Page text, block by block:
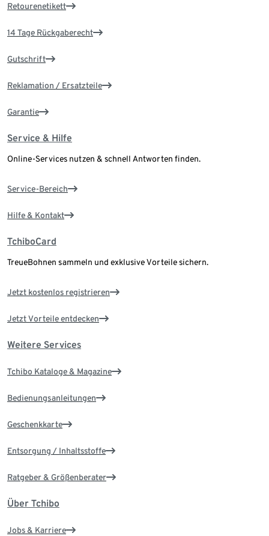
Retourenetikett
14 Tage Rückgaberecht
Gutschrift
Reklamation / Ersatzteile
Garantie
Service & Hilfe
Online-Services nutzen & schnell Antworten finden.
Service-Bereich
Hilfe & Kontakt
TchiboCard
TreueBohnen sammeln und exklusive Vorteile sichern.
Jetzt kostenlos registrieren
Jetzt Vorteile entdecken
Weitere Services
Tchibo Kataloge & Magazine
Bedienungsanleitungen
Geschenkkarte
Entsorgung / Inhaltsstoffe
Ratgeber & Größenberater
Über Tchibo
Jobs & Karriere